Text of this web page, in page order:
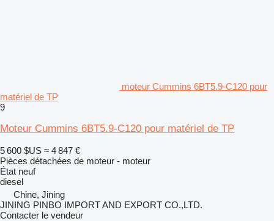
moteur Cummins 6BT5.9-C120 pour
matériel de TP
9
Moteur Cummins 6BT5.9-C120 pour matériel de TP
5 600 $US ≈ 4 847 €
Pièces détachées de moteur - moteur
État neuf
diesel
Chine, Jining
JINING PINBO IMPORT AND EXPORT CO.,LTD.
Contacter le vendeur